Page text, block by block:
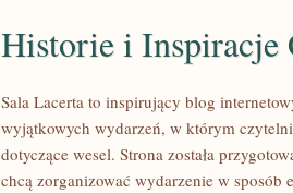
Historie i Inspiracje
Sala Lacerta to inspirujący blog
wyjątkowych wydarzeń, w którym
dotyczące wesel. Strona została
chcą zorganizować wydarzenie w sposób